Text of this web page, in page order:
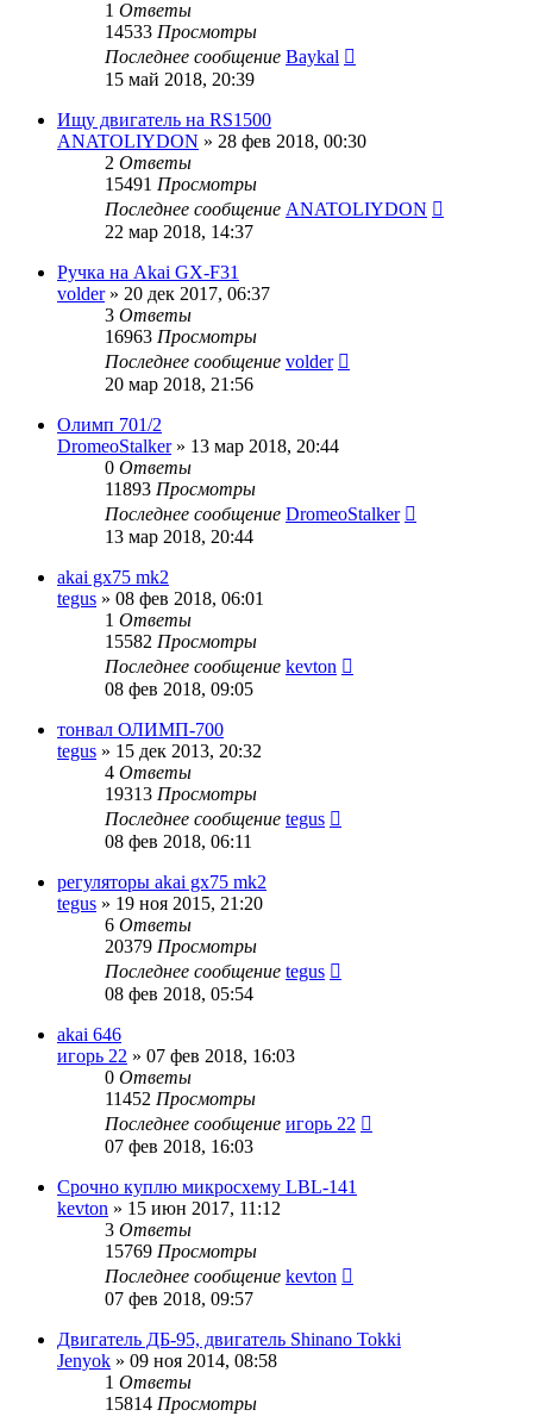
1 Ответы
14533 Просмотры
Последнее сообщение Baykal
15 май 2018, 20:39
Ищу двигатель на RS1500
ANATOLIYDON » 28 фев 2018, 00:30
2 Ответы
15491 Просмотры
Последнее сообщение ANATOLIYDON
22 мар 2018, 14:37
Ручка на Akai GX-F31
volder» 20 дек 2017, 06:37
3 Ответы
16963 Просмотры
Последнее сообщение volder
20 мар 2018, 21:56
Олимп 701/2
DromeoStalker» 13 мар 2018, 20:44
0 Ответы
11893 Просмотры
Последнее сообщение DromeoStalker
13 мар 2018, 20:44
akai gx75 mk2
tegus » 08 фев 2018, 06:01
1 Ответы
15582 Просмотры
Последнее сообщение kevton
08 фев 2018, 09:05
тонвал ОЛИМП-700
tegus » 15 дек 2013, 20:32
4 Ответы
19313 Просмотры
Последнее сообщение tegus
08 фев 2018, 06:11
регуляторы akai gx75 mk2
tegus » 19 ноя 2015, 21:20
6 Ответы
20379 Просмотры
Последнее сообщение tegus
08 фев 2018, 05:54
akai 646
игорь 22 » 07 фев 2018, 16:03
0 Ответы
11452 Просмотры
Последнее сообщение игорь 22
07 фев 2018, 16:03
Срочно куплю микросхему LBL-141
kevton » 15 июн 2017, 11:12
3 Ответы
15769 Просмотры
Последнее сообщение kevton
07 фев 2018, 09:57
Двигатель ДБ-95, двигатель Shinano Tokki
Jenyok » 09 ноя 2014, 08:58
1 Ответы
15814 Просмотры